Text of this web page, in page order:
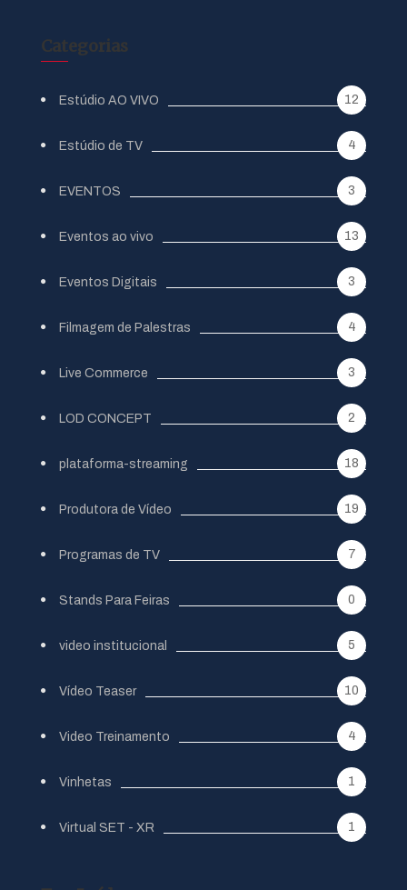
Categorias
Estúdio AO VIVO 12
Estúdio de TV 4
EVENTOS 3
Eventos ao vivo 13
Eventos Digitais 3
Filmagem de Palestras 4
Live Commerce 3
LOD CONCEPT 2
plataforma-streaming 18
Produtora de Vídeo 19
Programas de TV 7
Stands Para Feiras 0
video institucional 5
Vídeo Teaser 10
Video Treinamento 4
Vinhetas 1
Virtual SET - XR 1